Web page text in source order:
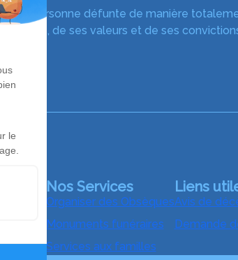
de la personne défunte de manière
de ses valeurs et de ses
Nos Services
Organiser des Obsèques
Monuments funéraires
Services aux familles
Liens
Avis de
Demande